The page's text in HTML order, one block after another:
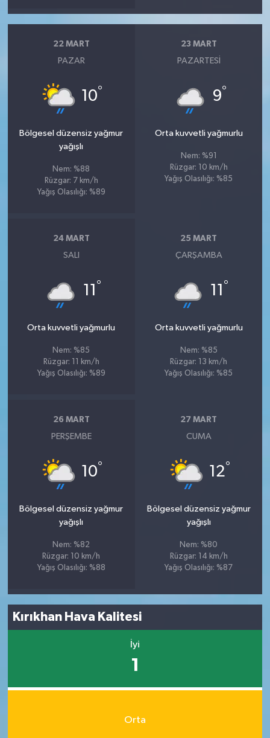
22 MART
PAZAR
10°
Bölgesel düzensiz yağmur
yağışlı
Nem: %88
Rüzgar: 7 km/h
Yağış Olasılığı: %89
23 MART
PAZARTESI
9°
Orta kuvvetli yağmurlu
Nem: %91
Rüzgar: 10 km/h
Yağış Olasılığı: %85
24 MART
SALI
11 °
Orta kuvvetli yağmurlu
Nem: %85
Rüzgar: 11 km/h
Yağış Olasılığı: %89
25 MART
ÇARŞAMBA
11 °
Orta kuvvetli yağmurlu
Nem: %85
Rüzgar: 13 km/h
Yağış Olasılığı: %85
26 MART
PERŞEMBE
10°
Bölgesel düzensiz yağmur
yağışlı
Nem: %82
Rüzgar: 10 km/h
Yağış Olasılığı: %88
27 MART
CUMA
12°
Bölgesel düzensiz yağmur
yağışlı
Nem: %80
Rüzgar: 14 km/h
Yağış Olasılığı: %87
Kırıkhan Hava Kalitesi
İyi
1
Orta